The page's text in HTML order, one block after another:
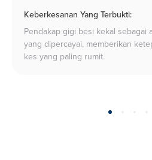
Keberkesanan Yang Terbukti:
Pendakap gigi besi kekal sebagai
yang dipercayai, memberikan
kes yang paling rumit.